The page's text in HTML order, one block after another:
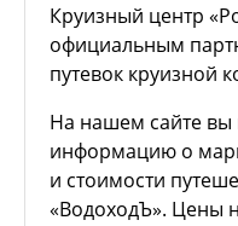
Круизный центр
официальным
путевок круизной
На нашем сайте вы
информацию о
и стоимости
«ВодоходЪ». Цены